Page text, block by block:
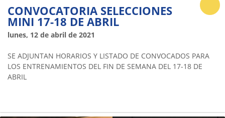
CONVOCATORIA SELECCIONES
MINI 17-18 DE ABRIL
lunes, 12 de abril de 2021
SE ADJUNTAN HORARIOS Y LISTADO DE CONVOCADOS PARA
LOS ENTRENAMIENTOS DEL FIN DE SEMANA DEL 17-18 DE
ABRIL